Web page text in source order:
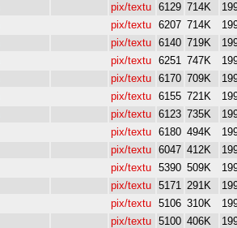
pix/textu 6129 714K
pix/textu 6207 714K
pix/textu 6140 719K
pix/textu 6251 747K
pix/textu 6170 709K
pix/textu 6155 721K
pix/textu 6123 735K
pix/textu 6180 494K
pix/textu 6047 412K
pix/textu 5390 509K
pix/textu 5171 291K
pix/textu 5106 310K
pix/textu 5100 406K